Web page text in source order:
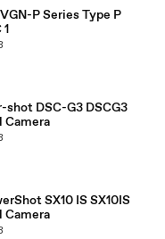
P Series Type P
shot DSC-G3 DSCG3
Camera
SX10 IS SX10IS
Camera